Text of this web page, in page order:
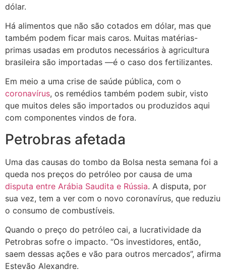
dólar.
Há alimentos que não são cotados em dólar, mas que
também podem ficar mais caros. Muitas matérias-
primas usadas em produtos necessários à agricultura
brasileira são importadas —é o caso dos fertilizantes.
Em meio a uma crise de saúde pública, com o
coronavírus, os remédios também podem subir, visto
que muitos deles são importados ou produzidos aqui
com componentes vindos de fora.
Petrobras afetada
Uma das causas do tombo da Bolsa nesta semana foi a
queda nos preços do petróleo por causa de uma
disputa entre Arábia Saudita e Rússia. A disputa, por
sua vez, tem a ver com o novo coronavírus, que reduziu
o consumo de combustíveis.
Quando o preço do petróleo cai, a lucratividade da
Petrobras sofre o impacto. “Os investidores, então,
saem dessas ações e vão para outros mercados”, afirma
Estevão Alexandre.